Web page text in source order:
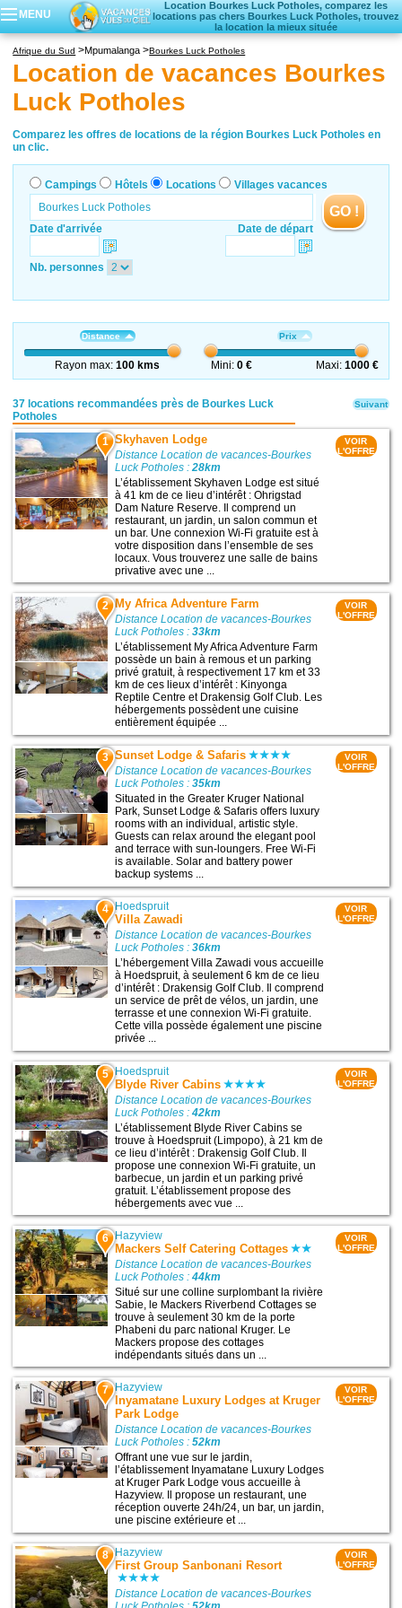
MENU
Location Bourkes Luck Potholes, comparez les
locations pas chers Bourkes Luck Potholes, trouvez
la location la mieux située
Locations vacances
Villages vacances
Afrique du Sud Mpumalanga Bourkes Luck Potholes
Location de vacances Bourkes
Luck Potholes
Comparez les offres de locations de la région Bourkes Luck Potholes en
un clic.
Campings Hôtels Locations Villages vacances
Date d'arrivée Date de départ
GO !
Nb. personnes
Distance
Rayon max:100 kms
Prix
Mini:0 € Maxi: 1000 €
37 locations recommandées près de Bourkes Luck
Potholes
1 Skyhaven Lodge
Distance Location de vacances-Bourkes
Luck Potholes :28km
L’établissement Skyhaven Lodge est situé
à 41 km de ce lieu d’intérêt : Ohrigstad
Dam Nature Reserve. Il comprend un
restaurant, un jardin, un salon commun et
un bar. Une connexion Wi-Fi gratuite est à
votre disposition dans l’ensemble de ses
locaux. Vous trouverez une salle de bains
privative avec une ...
VOIR
L'OFFRE
2 My Africa Adventure Farm
Distance Location de vacances-Bourkes
Luck Potholes :33km
L’établissement My Africa Adventure Farm
possède un bain à remous et un parking
privé gratuit, à respectivement 17 km et 33
km de ces lieux d’intérêt : Kinyonga
Reptile Centre et Drakensig Golf Club. Les
hébergements possèdent une cuisine
entièrement équipée ...
VOIR
L'OFFRE
3 Sunset Lodge & Safaris
Distance Location de vacances-Bourkes
Luck Potholes :35km
Situated in the Greater Kruger National
Park, Sunset Lodge & Safaris offers luxury
rooms with an individual, artistic style.
Guests can relax around the elegant pool
and terrace with sun-loungers. Free Wi-Fi
is available. Solar and battery power
backup systems ...
VOIR
L'OFFRE
4 Hoedspruit
Villa Zawadi
Distance Location de vacances-Bourkes
Luck Potholes :36km
L’hébergement Villa Zawadi vous accueille
à Hoedspruit, à seulement 6 km de ce lieu
d’intérêt : Drakensig Golf Club. Il comprend
un service de prêt de vélos, un jardin, une
terrasse et une connexion Wi-Fi gratuite.
Cette villa possède également une piscine
privée ...
VOIR
L'OFFRE
5 Hoedspruit
Blyde River Cabins
Distance Location de vacances-Bourkes
Luck Potholes :42km
L’établissement Blyde River Cabins se
trouve à Hoedspruit (Limpopo), à 21 km de
ce lieu d’intérêt : Drakensig Golf Club. Il
propose une connexion Wi-Fi gratuite, un
barbecue, un jardin et un parking privé
gratuit. L’établissement propose des
hébergements avec vue ...
VOIR
L'OFFRE
6 Hazyview
Mackers Self Catering Cottages
Distance Location de vacances-Bourkes
Luck Potholes :44km
Situé sur une colline surplombant la rivière
Sabie, le Mackers Riverbend Cottages se
trouve à seulement 30 km de la porte
Phabeni du parc national Kruger. Le
Mackers propose des cottages
indépendants situés dans un ...
VOIR
L'OFFRE
7 Hazyview
Inyamatane Luxury Lodges at Kruger
Park Lodge
Distance Location de vacances-Bourkes
Luck Potholes :52km
Offrant une vue sur le jardin,
l’établissement Inyamatane Luxury Lodges
at Kruger Park Lodge vous accueille à
Hazyview. Il propose un restaurant, une
réception ouverte 24h/24, un bar, un jardin,
une piscine extérieure et ...
VOIR
L'OFFRE
8 Hazyview
First Group Sanbonani Resort
Distance Location de vacances-Bourkes
VOIR
L'OFFRE
Suivant